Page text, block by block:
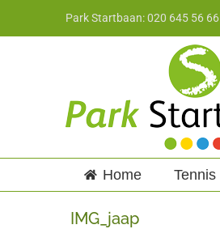
Park Startbaan: 020 645 56 66
Home Tennis
IMG_jaap